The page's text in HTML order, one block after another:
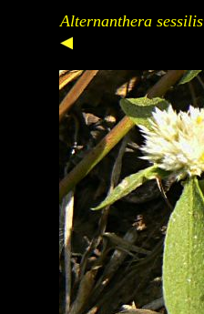
Alternanthera sessilis